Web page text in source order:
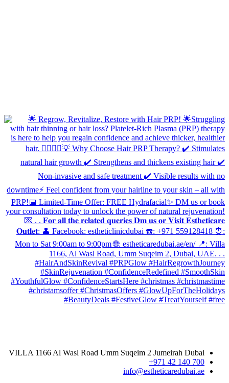
VILLA 1166 Al Wasl Road Umm Suqeim 2 Jumeirah Dubai
700 140 42 971+
info@estheticaredubai.ae